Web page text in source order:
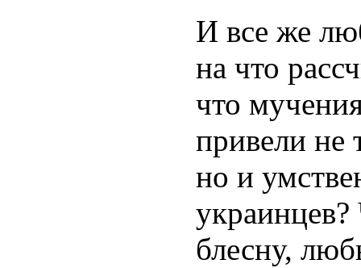
И все же
на что
что
привели не
но и
украинцев?
блесну,